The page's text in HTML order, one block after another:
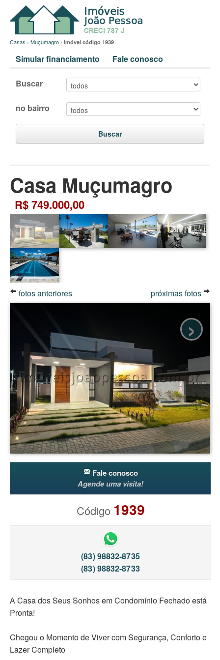
Casas › Muçumagro › Imóvel código 1939
Simular financiamento Fale conosco
Buscar
no bairro
Buscar
Casa Muçumagro
R$ 749.000,00
fotos anteriores próximas fotos
›
Fale conosco
Agende uma visita!
Código 1939
(83) 98832-8735
(83) 98832-8733
A Casa dos Seus Sonhos em Condomínio Fechado está
Pronta!
Chegou o Momento de Viver com Segurança, Conforto e
Lazer Completo